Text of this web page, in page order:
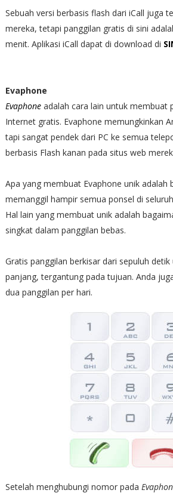
Sebuah versi berbasis flash dari iCall juga
mereka, tetapi panggilan gratis di sini
menit. Aplikasi iCall dapat di download di
Evaphone
Evaphoneadalah cara lain untuk membuat
Internet gratis. Evaphone memungkinkan
tapi sangat pendek dari PC ke semua
berbasis Flash kanan pada situs web
Apa yang membuat Evaphone unik adalah
memanggil hampir semua ponsel di
Hal lain yang membuat unik adalah
singkat dalam panggilan bebas.
Gratis panggilan berkisar dari sepuluh
panjang, tergantung pada tujuan. Anda
dua panggilan per hari.
Setelah menghubungi nomor pada